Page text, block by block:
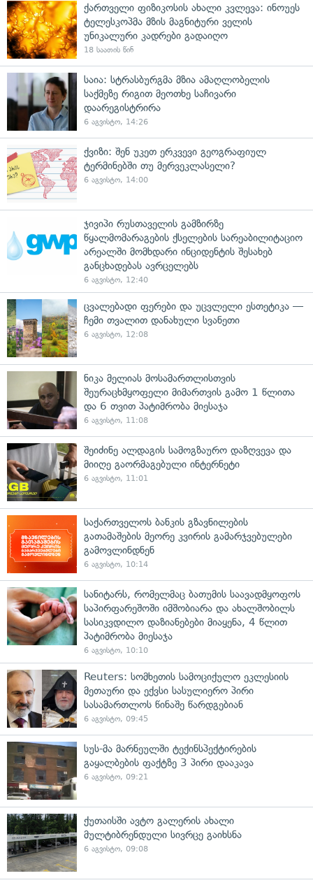
ქართველი ფიზიკოსის ახალი კვლევა: ინოუეს
ტელესკოპმა მზის მაგნიტური ველის
უნიკალური კადრები გადაიღო
18 საათის წინ
საია: სტრასბურგმა მზია ამაღლობელის
საქმეზე რიგით მეოთხე საჩივარი
დაარეგისტრირა
6 აგვისტო, 14:26
ქვიზი: შენ უკეთ ერკვევი გეოგრაფიულ
ტერმინებში თუ მერვეკლასელი?
6 აგვისტო, 14:00
ჯივიპი რუსთაველის გამზირზე
წყალმომარაგების ქსელების სარეაბილიტაციო
არეალში მომხდარი ინციდენტის შესახებ
განცხადებას ავრცელებს
6 აგვისტო, 12:40
ცვალებადი ფერები და უცვლელი ესთეტიკა —
ჩემი თვალით დანახული სვანეთი
6 აგვისტო, 12:08
ნიკა მელიას მოსამართლისთვის
შეურაცხმყოფელი მიმართვის გამო 1 წლითა
და 6 თვით პატიმრობა მიესაჯა
6 აგვისტო, 11:08
შეიძინე ალდაგის სამოგზაურო დაზღვევა და
მიიღე გაორმაგებული ინტერნეტი
6 აგვისტო, 11:01
საქართველოს ბანკის გზავნილების
გათამაშების მეორე კვირის გამარჯვებულები
გამოვლინდნენ
6 აგვისტო, 10:14
სანიტარს, რომელმაც ბათუმის საავადმყოფოს
საპირფარეშოში იმშობიარა და ახალშობილს
სასიკვდილო დაზიანებები მიაყენა, 4 წლით
პატიმრობა მიესაჯა
6 აგვისტო, 10:10
Reuters: სომხეთის სამოციქულო ეკლესიის
მეთაური და ექვსი სასულიერო პირი
სასამართლოს წინაშე წარდგებიან
6 აგვისტო, 09:45
სუს-მა მარნეულში ტექინსპექტირების
გაყალბების ფაქტზე 3 პირი დააკავა
6 აგვისტო, 09:21
ქუთაისში ავტო გალერის ახალი
მულტიბრენდული სივრცე გაიხსნა
6 აგვისტო, 09:08